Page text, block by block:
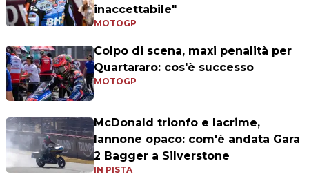
inaccettabile"
MOTOGP
Colpo di scena, maxi penalità per
Quartararo: cos'è successo
MOTOGP
McDonald trionfo e lacrime,
Iannone opaco: com'è andata Gara
2 Bagger a Silverstone
IN PISTA